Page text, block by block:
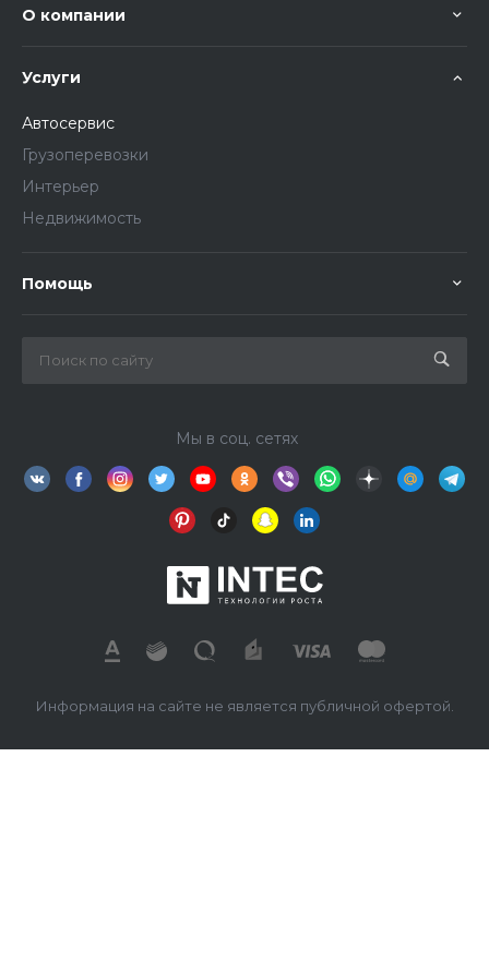
О компании
Услуги
Автосервис
Грузоперевозки
Интерьер
Недвижимость
Помощь
Мы в соц. сетях
Информация на сайте не является публичной офертой.